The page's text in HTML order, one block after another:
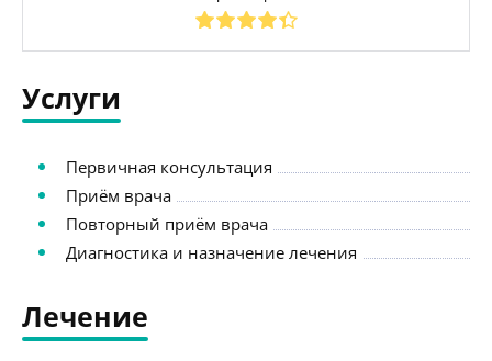
Услуги
Первичная консультация
Приём врача
Повторный приём врача
Диагностика и назначение лечения
Лечение